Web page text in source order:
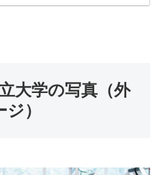
大学の写真（外
）